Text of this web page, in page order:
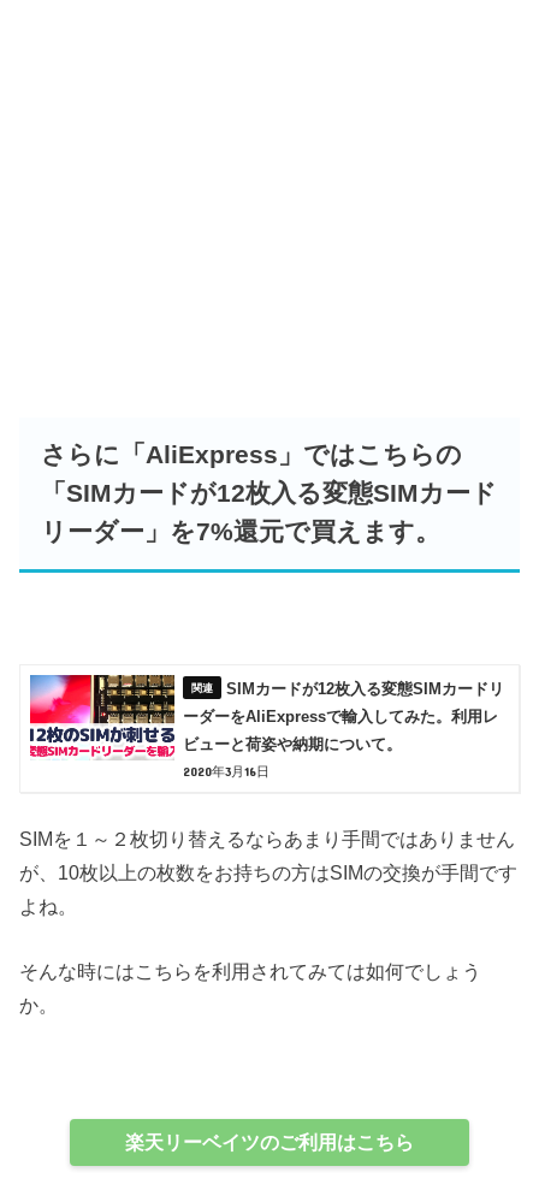
さらに「AliExpress」ではこちらの
「SIMカードが12枚入る変態SIMカード
リーダー」を7%還元で買えます。
SIMカードが12枚入る変態SIMカードリ
ーダーをAliExpressで輸入してみた。利用レ
ビューと荷姿や納期について。
2020年3月16日
SIMを１～２枚切り替えるならあまり手間ではありません
が、10枚以上の枚数をお持ちの方はSIMの交換が手間です
よね。
そんな時にはこちらを利用されてみては如何でしょう
か。
楽天リーベイツのご利用はこちら